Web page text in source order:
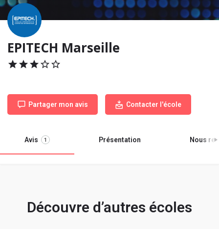
EPITECH Marseille
Partager mon avis Contacter l'école
Avis 1 Présentation Nous
Découvre d’autres écoles